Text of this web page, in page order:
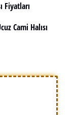
Fiyatları
Cami Halısı